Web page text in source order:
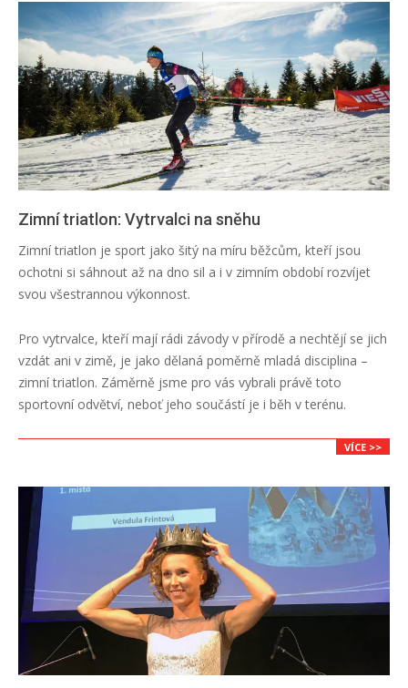
Zimní triatlon: Vytrvalci na sněhu
Zimní triatlon je sport jako šitý na míru běžcům, kteří jsou
ochotni si sáhnout až na dno sil a i v zimním období rozvíjet
svou všestrannou výkonnost.
Pro vytrvalce, kteří mají rádi závody v přírodě a nechtějí se jich
vzdát ani v zimě, je jako dělaná poměrně mladá disciplina –
zimní triatlon. Záměrně jsme pro vás vybrali právě toto
sportovní odvětví, neboť jeho součástí je i běh v terénu.
VÍCE >>